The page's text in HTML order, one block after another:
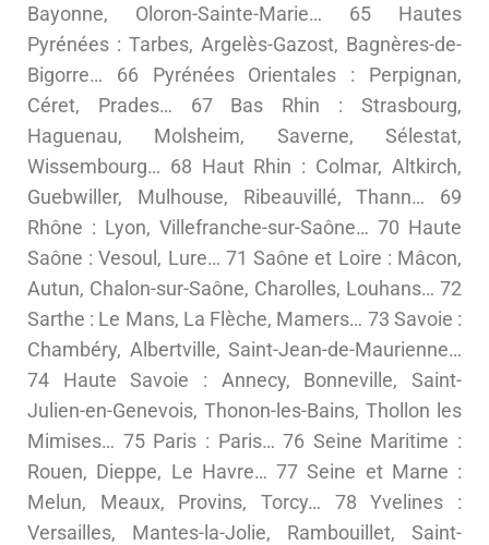
Bayonne, Oloron-Sainte-Marie… 65 Hautes
Pyrénées : Tarbes, Argelès-Gazost, Bagnères-de-
Bigorre… 66 Pyrénées Orientales : Perpignan,
Céret, Prades… 67 Bas Rhin : Strasbourg,
Haguenau, Molsheim, Saverne, Sélestat,
Wissembourg… 68 Haut Rhin : Colmar, Altkirch,
Guebwiller, Mulhouse, Ribeauvillé, Thann… 69
Rhône : Lyon, Villefranche-sur-Saône… 70 Haute
Saône : Vesoul, Lure… 71 Saône et Loire : Mâcon,
Autun, Chalon-sur-Saône, Charolles, Louhans… 72
Sarthe : Le Mans, La Flèche, Mamers… 73 Savoie :
Chambéry, Albertville, Saint-Jean-de-Maurienne…
74 Haute Savoie : Annecy, Bonneville, Saint-
Julien-en-Genevois, Thonon-les-Bains, Thollon les
Mimises… 75 Paris : Paris… 76 Seine Maritime :
Rouen, Dieppe, Le Havre… 77 Seine et Marne :
Melun, Meaux, Provins, Torcy… 78 Yvelines :
Versailles, Mantes-la-Jolie, Rambouillet, Saint-